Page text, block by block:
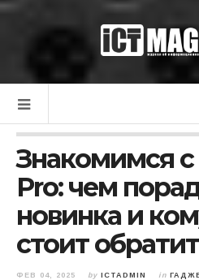
Знакомимся с
Pro: чем
новинка и
стоит
ФЕВ 04, 2025 by ICTADMIN in